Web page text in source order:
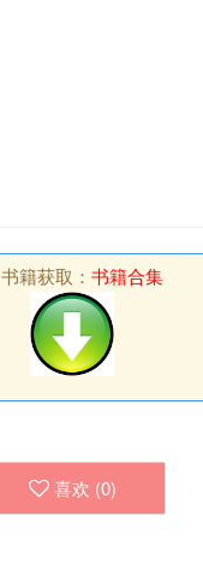
书籍获取： 书籍合集
喜欢 (0)